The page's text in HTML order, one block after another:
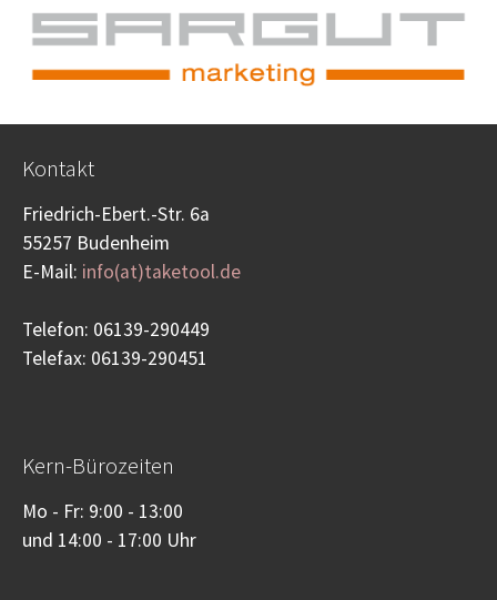
Kontakt
Friedrich-Ebert.-Str. 6a
55257 Budenheim
E-Mail: info(at)taketool.de
Telefon: 06139-290449
Telefax: 06139-290451
Kern-Bürozeiten
Mo - Fr: 9:00 - 13:00
und 14:00 - 17:00 Uhr